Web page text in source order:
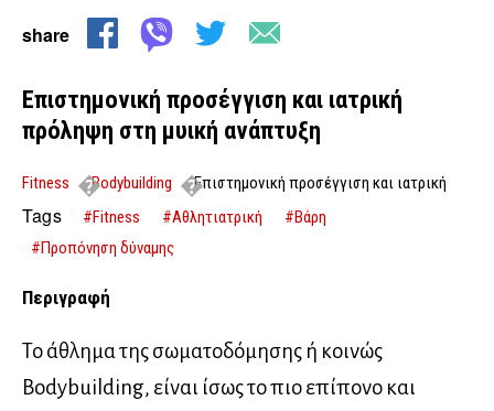
share
Επιστημονική προσέγγιση και ιατρική
πρόληψη στη μυική ανάπτυξη
Fitness Bodybuilding
Επιστημονική προσέγγιση και ιατρική
πρόληψη στη μυική ανάπτυξη
Tags #Fitness #Αθλητιατρική
#Βάρη
#Προπόνηση δύναμης
Περιγραφή
Το άθλημα της σωματοδόμησης ή κοινώς
Bodybuilding, είναι ίσως το πιο επίπονο και